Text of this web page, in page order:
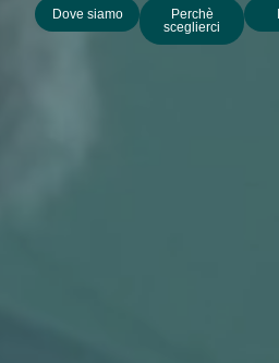
Dove siamo
Perchè
sceglierci